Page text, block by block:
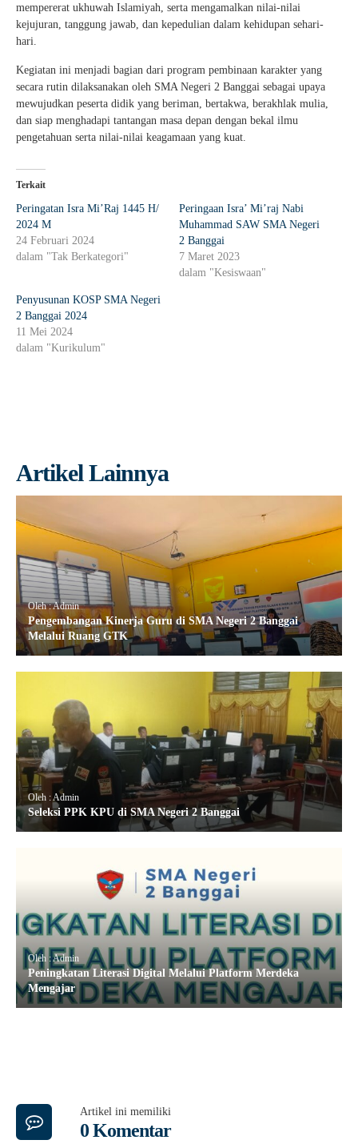
mempererat ukhuwah Islamiyah, serta mengamalkan nilai-nilai
kejujuran, tanggung jawab, dan kepedulian dalam kehidupan sehari-
hari.
Kegiatan ini menjadi bagian dari program pembinaan karakter yang
secara rutin dilaksanakan oleh SMA Negeri 2 Banggai sebagai upaya
mewujudkan peserta didik yang beriman, bertakwa, berakhlak mulia,
dan siap menghadapi tantangan masa depan dengan bekal ilmu
pengetahuan serta nilai-nilai keagamaan yang kuat.
Terkait
Peringatan Isra Mi’Raj 1445 H/
2024 M
24 Februari 2024
dalam "Tak Berkategori"
Peringaan Isra’ Mi’raj Nabi
Muhammad SAW SMA Negeri
2 Banggai
7 Maret 2023
dalam "Kesiswaan"
Penyusunan KOSP SMA Negeri
2 Banggai 2024
11 Mei 2024
dalam "Kurikulum"
Artikel Lainnya
Oleh : Admin
Pengembangan Kinerja Guru di SMA Negeri 2 Banggai
Melalui Ruang GTK
Oleh : Admin
Seleksi PPK KPU di SMA Negeri 2 Banggai
Oleh : Admin
Peningkatan Literasi Digital Melalui Platform Merdeka
Mengajar
Artikel ini memiliki
0 Komentar